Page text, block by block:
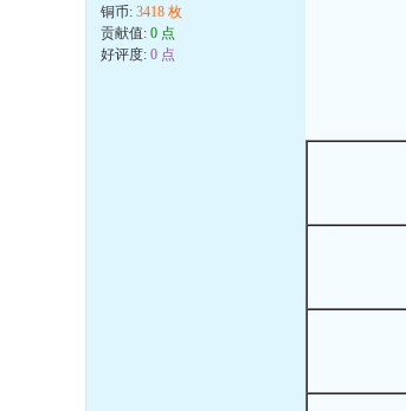
铜币: 3418 枚
贡献值: 0 点
好评度: 0 点